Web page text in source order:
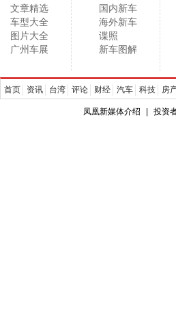
文章精选
车型大全
图片大全
广州车展
国内新车
海外新车
谍照
新车图解
首页 资讯 台湾 评论 财经 汽车 科技 房
凤凰新媒体介绍 投资